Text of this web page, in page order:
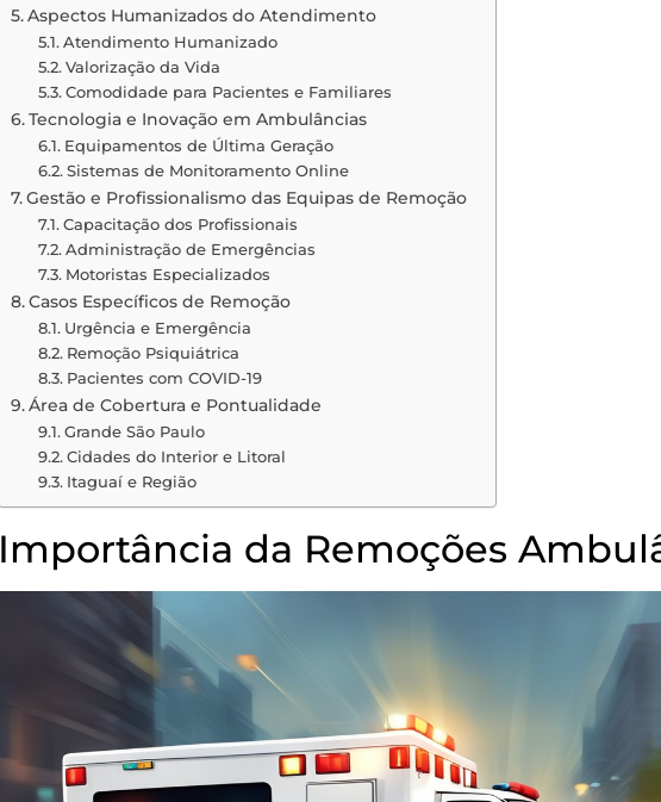
Aspectos Humanizados do Atendimento
Atendimento Humanizado
Valorização da Vida
Comodidade para Pacientes e Familiares
Tecnologia e Inovação em Ambulâncias
Equipamentos de Última Geração
Sistemas de Monitoramento Online
Gestão e Profissionalismo das Equipas de Remoção
Capacitação dos Profissionais
Administração de Emergências
Motoristas Especializados
Casos Específicos de Remoção
Urgência e Emergência
Remoção Psiquiátrica
Pacientes com COVID-19
Área de Cobertura e Pontualidade
Grande São Paulo
Cidades do Interior e Litoral
Itaguaí e Região
Importância da Remoções